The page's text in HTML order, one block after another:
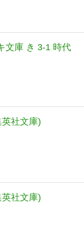
文庫 き 3-1 時代
社文庫)
社文庫)